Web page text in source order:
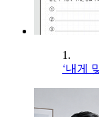
1.
‘내게